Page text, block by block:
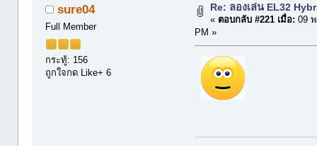
sure04
Full Member
กระทู้: 156
ถูกใจกด Like+ 6
Re: ลองเล่น EL32
« ตอบกลับ #221 เมื่อ: 09
PM »